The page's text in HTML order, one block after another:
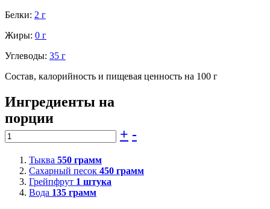
Белки: 2 г
Жиры: 0 г
Углеводы: 35 г
Состав, калорийность и пищевая ценность на 100 г
Ингредиенты на
порции
+ -
Тыква 550 грамм
Сахарный песок 450 грамм
Грейпфрут 1 штука
Вода 135 грамм